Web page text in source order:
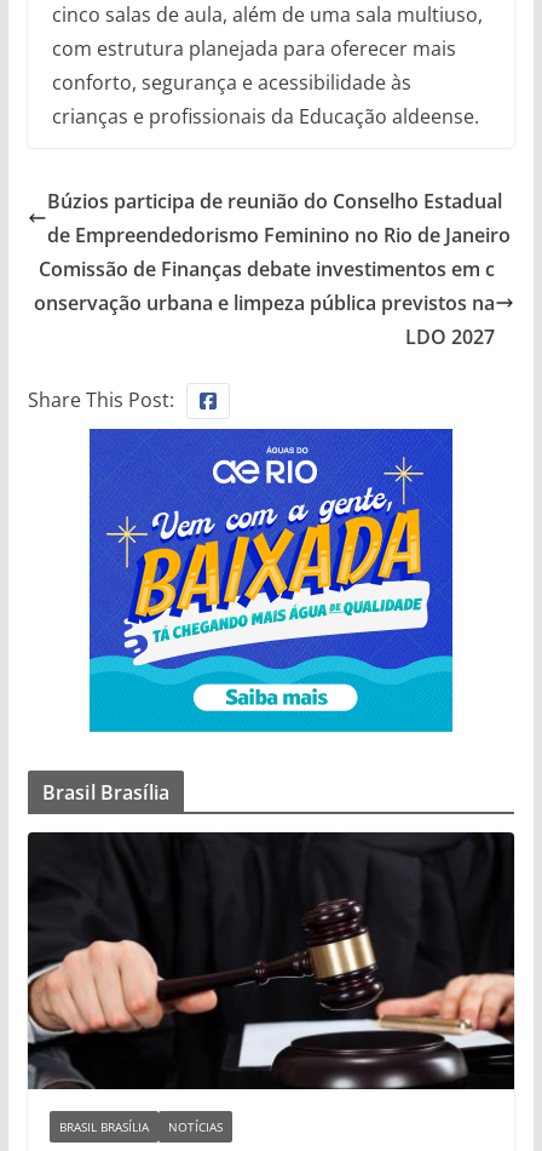
cinco salas de aula, além de uma sala multiuso,
com estrutura planejada para oferecer mais
conforto, segurança e acessibilidade às
crianças e profissionais da Educação aldeense.
Búzios participa de reunião do Conselho Estadual
de Empreendedorismo Feminino no Rio de Janeiro
Comissão de Finanças debate investimentos em c
onservação urbana e limpeza pública previstos na
LDO 2027
Share This Post:
Brasil Brasília
BRASIL BRASÍLIA NOTÍCIAS